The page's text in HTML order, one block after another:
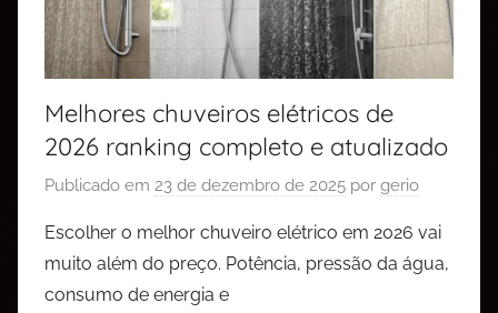
Melhores chuveiros elétricos de
2026 ranking completo e atualizado
Publicado em 23 de dezembro de 2025 por gerio
Escolher o melhor chuveiro elétrico em 2026 vai
muito além do preço. Potência, pressão da água,
consumo de energia e